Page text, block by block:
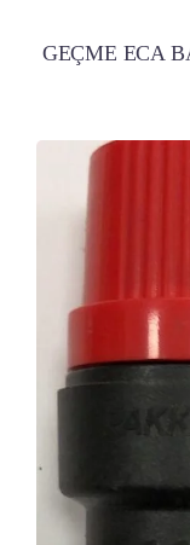
GEÇME ECA